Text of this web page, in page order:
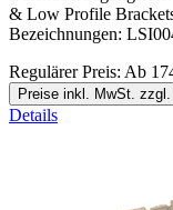
& Low Profile
Bezeichnungen:
Regulärer Preis: Ab
Preise inkl. MwSt.
Details